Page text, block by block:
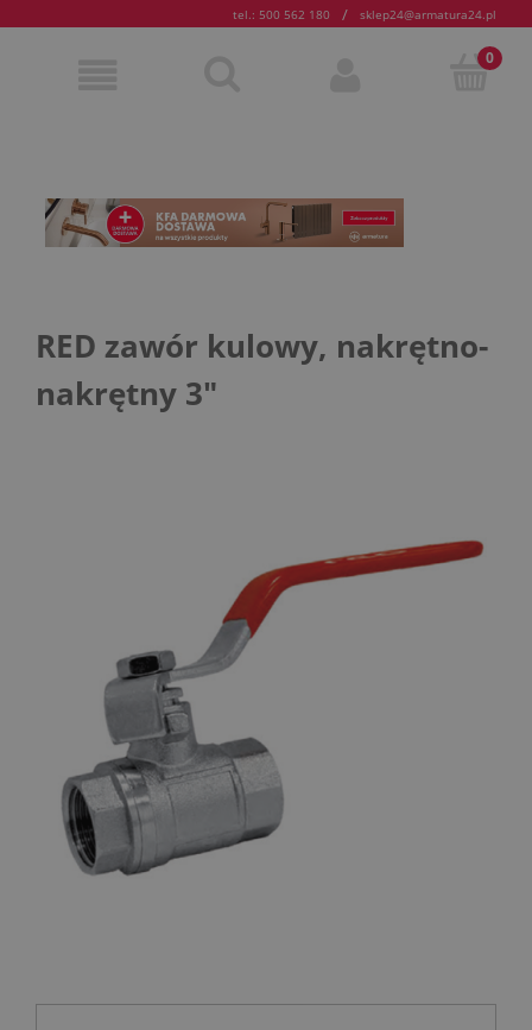
tel.: 500 562 180 / sklep24@armatura24.pl
RED zawór kulowy, nakrętno-
nakrętny 3"